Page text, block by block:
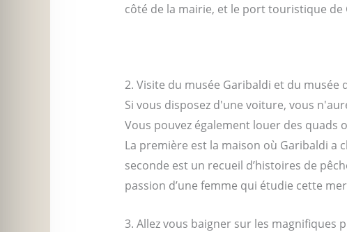
côté de la mairie, et le port touristique
2. Visite du musée Garibaldi et du musée
Si vous disposez d'une voiture, vous
Vous pouvez également louer des
La première est la maison où Garibaldi a
seconde est un recueil d’histoires de
passion d’une femme qui étudie cette
3. Allez vous baigner sur les magnifiques